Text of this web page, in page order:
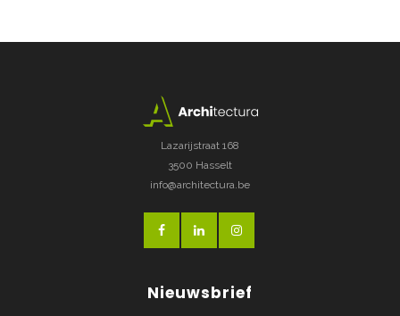
Lazarijstraat 168
3500 Hasselt
info@architectura.be
Nieuwsbrief